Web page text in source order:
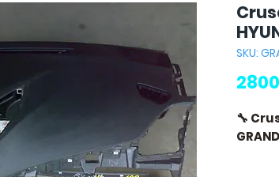
SKU:
🔧